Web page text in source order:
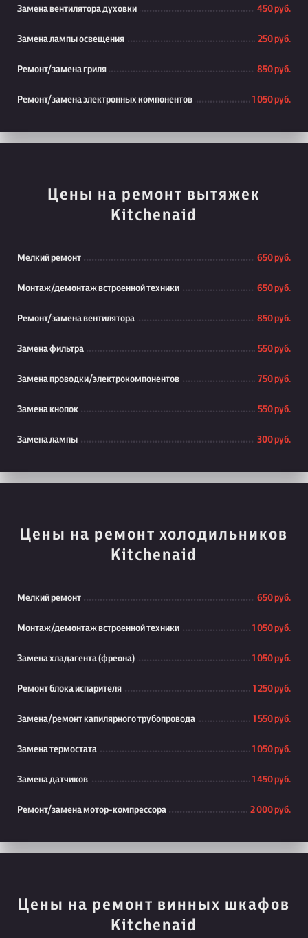
Замена вентилятора духовки 450 руб.
Замена лампы освещения 250 руб.
Ремонт/замена гриля 850 руб.
Ремонт/замена электронных компонентов 1 050 руб.
Цены на ремонт вытяжек
Kitchenaid
Мелкий ремонт 650 руб.
Монтаж/демонтаж встроенной техники 650 руб.
Ремонт/замена вентилятора 850 руб.
Замена фильтра 550 руб.
Замена проводки/электрокомпонентов 750 руб.
Замена кнопок 550 руб.
Замена лампы 300 руб.
Цены на ремонт холодильников
Kitchenaid
Мелкий ремонт 650 руб.
Монтаж/демонтаж встроенной техники 1 050 руб.
Замена хладагента (фреона) 1 050 руб.
Ремонт блока испарителя 1 250 руб.
Замена/ремонт капилярного трубопровода 1 550 руб.
Замена термостата 1 050 руб.
Замена датчиков 1 450 руб.
Ремонт/замена мотор-компрессора 2 000 руб.
Цены на ремонт винных шкафов
Kitchenaid